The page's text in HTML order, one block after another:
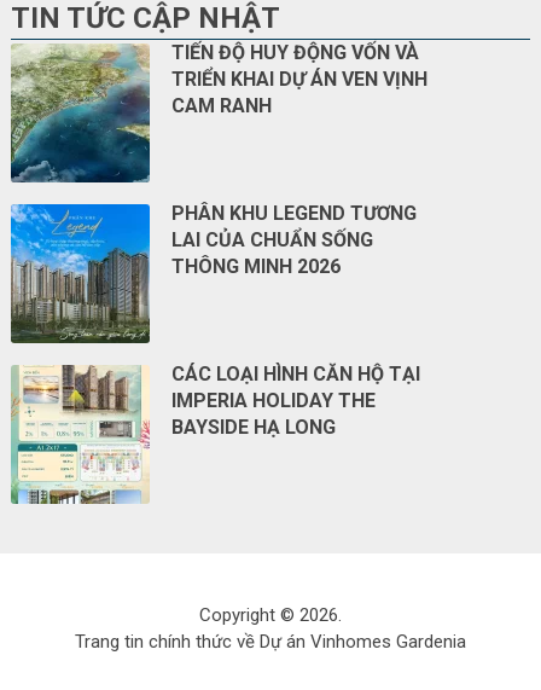
TIN TỨC CẬP NHẬT
TIẾN ĐỘ HUY ĐỘNG VỐN VÀ
TRIỂN KHAI DỰ ÁN VEN VỊNH
CAM RANH
PHÂN KHU LEGEND TƯƠNG
LAI CỦA CHUẨN SỐNG
THÔNG MINH 2026
CÁC LOẠI HÌNH CĂN HỘ TẠI
IMPERIA HOLIDAY THE
BAYSIDE HẠ LONG
Copyright © 2026.
Trang tin chính thức về Dự án Vinhomes Gardenia